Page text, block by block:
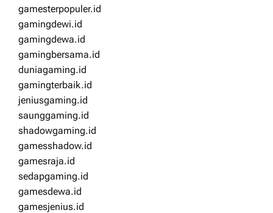
gamesterpopuler.id
gamingdewi.id
gamingdewa.id
gamingbersama.id
duniagaming.id
gamingterbaik.id
jeniusgaming.id
saunggaming.id
shadowgaming.id
gamesshadow.id
gamesraja.id
sedapgaming.id
gamesdewa.id
gamesjenius.id